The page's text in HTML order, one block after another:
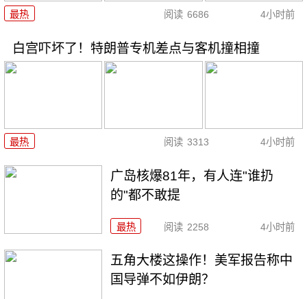
最热 阅读 6686 4小时前
白宫吓坏了！特朗普专机差点与客机撞相撞
最热 阅读 3313 4小时前
广岛核爆81年，有人连"谁扔
的"都不敢提
最热 阅读 2258 4小时前
五角大楼这操作！美军报告称中
国导弹不如伊朗？